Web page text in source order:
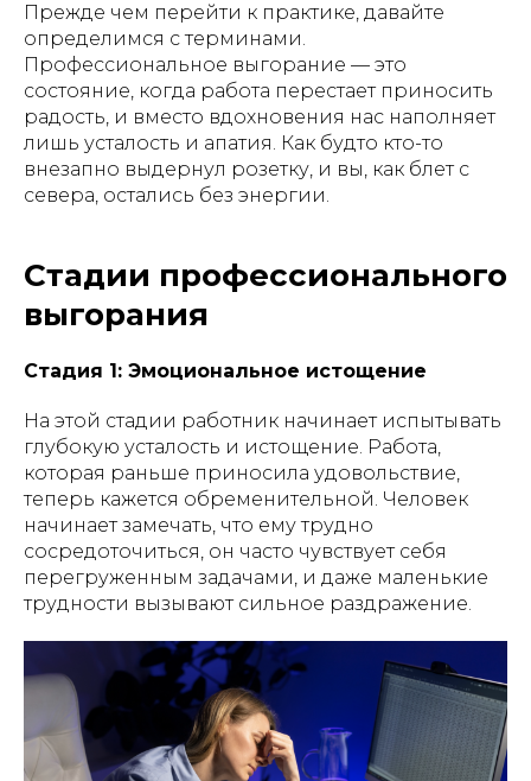
Прежде чем перейти к практике, давайте
определимся с терминами.
Профессиональное выгорание — это
состояние, когда работа перестает приносить
радость, и вместо вдохновения нас наполняет
лишь усталость и апатия. Как будто кто-то
внезапно выдернул розетку, и вы, как бүлет с
севера, остались без энергии.
Стадии профессионального
выгорания
Стадия 1: Эмоциональное истощение
На этой стадии работник начинает испытывать
глубокую усталость и истощение. Работа,
которая раньше приносила удовольствие,
теперь кажется обременительной. Человек
начинает замечать, что ему трудно
сосредоточиться, он часто чувствует себя
перегруженным задачами, и даже маленькие
трудности вызывают сильное раздражение.